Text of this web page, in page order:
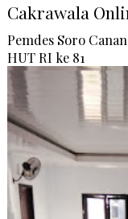
Cakrawala
Pemdes Soro
HUT RI ke 81